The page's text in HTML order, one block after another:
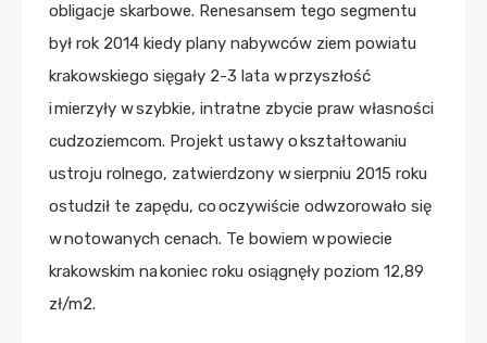
obligacje skarbowe. Renesansem tego segmentu
był rok 2014 kiedy plany nabywców ziem powiatu
krakowskiego sięgały 2-3 lata w przyszłość
i mierzyły w szybkie, intratne zbycie praw własności
cudzoziemcom. Projekt ustawy o kształtowaniu
ustroju rolnego, zatwierdzony w sierpniu 2015 roku
ostudził te zapędu, co oczywiście odwzorowało się
w notowanych cenach. Te bowiem w powiecie
krakowskim na koniec roku osiągnęły poziom 12,89
zł/m2.